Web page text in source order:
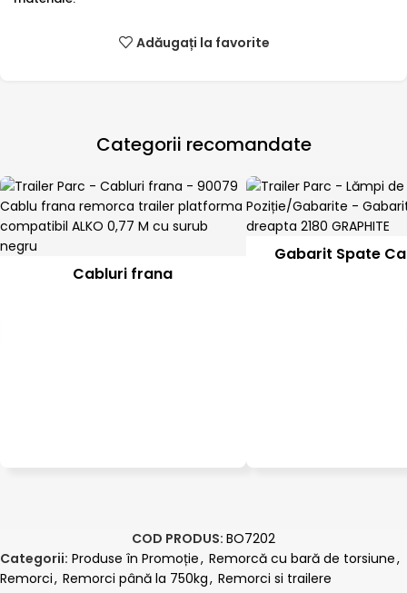
Adăugați la favorite
Categorii recomandate
Cabluri frana
Gabarit Spate
COD PRODUS: BO7202
Categorii: Produse în Promoție, Remorcă cu bară de torsiune,
Remorci, Remorci până la 750kg, Remorci si trailere